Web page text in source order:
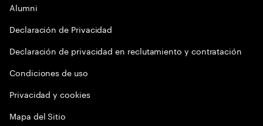
Alumni
Declaración de Privacidad
Declaración de privacidad en reclutamiento y contratación
Condiciones de uso
Privacidad y cookies
Mapa del Sitio